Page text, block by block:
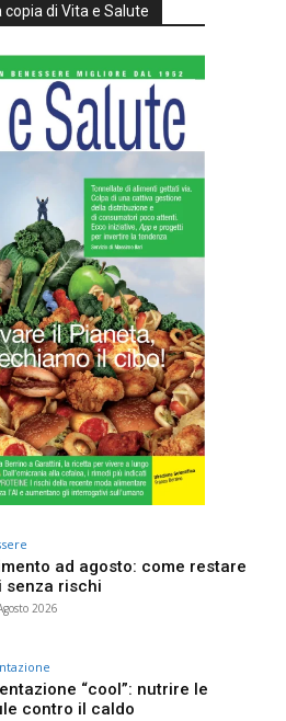
di Vita e Salute
ad agosto: come restare
senza rischi
2026
“cool”: nutrire le
contro il caldo